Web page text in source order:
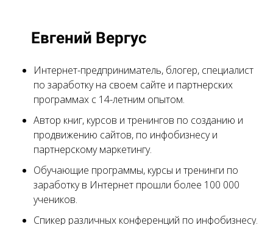
Евгений Вергус
Интернет-предприниматель, блогер, специалист
по заработку на своем сайте и партнерских
программах с 14-летним опытом.
Автор книг, курсов и тренингов по созданию и
продвижению сайтов, по инфобизнесу и
партнерскому маркетингу.
Обучающие программы, курсы и тренинги по
заработку в Интернет прошли более 100 000
учеников.
Спикер различных конференций по инфобизнесу.